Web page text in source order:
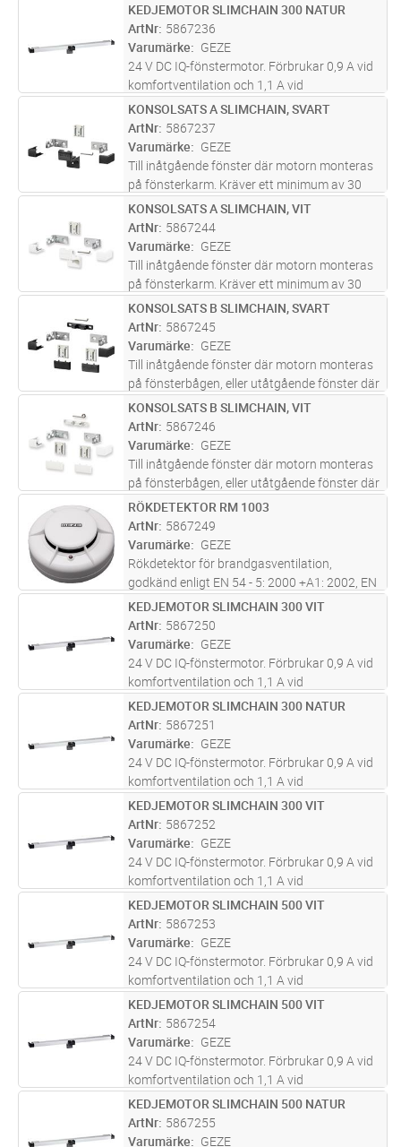
ST Lägg i kundvagn
KEDJEMOTOR SLIMCHAIN 300 NATUR
ArtNr 5867236
Varumärke
GEZE
24 V DC IQ-fönstermotor. Förbrukar 0,9 A vid
komfortventilation och 1,1 A vid
brandgasventilation. Kabellängd 2 m. Kan
styras på KNX-bussen med GEZE
fönsteraktor IQ Box KNX. Max tryckkraft 200
N. Fle...läs mer
ST Lägg i kundvagn
KONSOLSATS A SLIMCHAIN, SVART
ArtNr 5867237
Varumärke
GEZE
Till inåtgående fönster där motorn monteras
på fönsterkarm. Kräver ett minimum av 30
mm plats på karm (upp till 40 mm är
nödvändigt för vridutrymme när man
använder slaglängd 800), samt 40 mm plats
p...läs mer
ST Lägg i kundvagn
KONSOLSATS A SLIMCHAIN, VIT
ArtNr 5867244
Varumärke
GEZE
Till inåtgående fönster där motorn monteras
på fönsterkarm. Kräver ett minimum av 30
mm plats på karm (upp till 40 mm är
nödvändigt för vridutrymme när man
använder slaglängd 800), samt 40 mm plats
p...läs mer
ST Lägg i kundvagn
KONSOLSATS B SLIMCHAIN, SVART
ArtNr 5867245
Varumärke
GEZE
Till inåtgående fönster där motorn monteras
på fönsterbågen, eller utåtgående fönster där
motorn monteras på karm. Kräver ett
minimum av 16 mm plats på karm och 34 mm
på fönsterbåge i förstnämnda fal
ST Lägg i kundvagn
KONSOLSATS B SLIMCHAIN, VIT
ArtNr 5867246
Varumärke
GEZE
Till inåtgående fönster där motorn monteras
på fönsterbågen, eller utåtgående fönster där
motorn monteras på karm. Kräver ett
minimum av 16 mm plats på karm och 34 mm
på fönsterbåge i förstnämnda fal
ST Lägg i kundvagn
RÖKDETEKTOR RM 1003
ArtNr 5867249
Varumärke
GEZE
Rökdetektor för brandgasventilation,
godkänd enligt EN 54 - 5: 2000 +A1: 2002, EN
54 - 7: 2000 + A1:2002, Vds. Ansluts till GEZE
styrcentral, t ex THZ eller MBZ 300.
ST Lägg i kundvagn
KEDJEMOTOR SLIMCHAIN 300 VIT
ArtNr 5867250
Varumärke
GEZE
24 V DC IQ-fönstermotor. Förbrukar 0,9 A vid
komfortventilation och 1,1 A vid
brandgasventilation. Kabellängd 2 m. Kan
styras på KNX-bussen med GEZE
fönsteraktor IQ Box KNX. Max tryckkraft 200
N. Fle...läs mer
ST Lägg i kundvagn
KEDJEMOTOR SLIMCHAIN 300 NATUR
ArtNr 5867251
Varumärke
GEZE
24 V DC IQ-fönstermotor. Förbrukar 0,9 A vid
komfortventilation och 1,1 A vid
brandgasventilation. Kabellängd 2 m. Kan
styras på KNX-bussen med GEZE
fönsteraktor IQ Box KNX. Max tryckkraft 200
N. Fle...läs mer
ST Lägg i kundvagn
KEDJEMOTOR SLIMCHAIN 300 VIT
ArtNr 5867252
Varumärke
GEZE
24 V DC IQ-fönstermotor. Förbrukar 0,9 A vid
komfortventilation och 1,1 A vid
brandgasventilation. Kabellängd 2 m. Kan
styras på KNX-bussen med GEZE
fönsteraktor IQ Box KNX. Max tryckkraft 200
N. Fle...läs mer
ST Lägg i kundvagn
KEDJEMOTOR SLIMCHAIN 500 VIT
ArtNr 5867253
Varumärke
GEZE
24 V DC IQ-fönstermotor. Förbrukar 0,9 A vid
komfortventilation och 1,1 A vid
brandgasventilation. Kabellängd 2 m. Kan
styras på KNX-bussen med GEZE
fönsteraktor IQ Box KNX. Max tryckkraft 200
N. Fle...läs mer
ST Lägg i kundvagn
KEDJEMOTOR SLIMCHAIN 500 VIT
ArtNr 5867254
Varumärke
GEZE
24 V DC IQ-fönstermotor. Förbrukar 0,9 A vid
komfortventilation och 1,1 A vid
brandgasventilation. Kabellängd 2 m. Kan
styras på KNX-bussen med GEZE
fönsteraktor IQ Box KNX. Max tryckkraft 200
ST Lägg i kundvagn
KEDJEMOTOR SLIMCHAIN 500 NATUR
ArtNr 5867255
Varumärke
GEZE